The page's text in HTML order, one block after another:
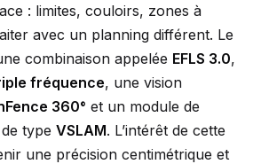
: limites, couloirs, zones à
avec un planning différent. Le
combinaison appelée EFLS 3.0,
fréquence, une vision
360° et un module de
type VSLAM. L’intérêt de cette
une précision centimétrique et